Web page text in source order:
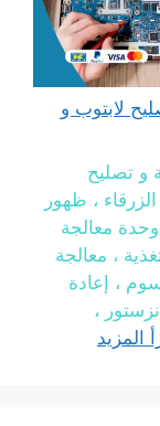
الصليبية 65511033 تصليح لابتوب و
و تصليح
، ظهور
معالجة
، معالجة
، إعادة
،
المزيد